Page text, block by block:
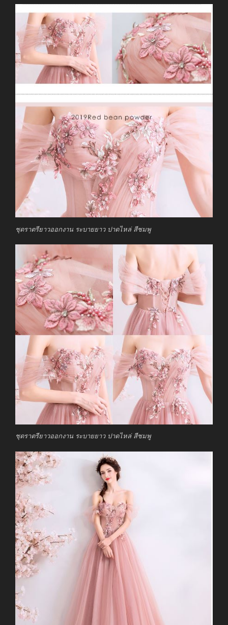
ชุดราตรียาวออกงาน ระบายยาว ปาดไหล่ สีชมพู
ชุดราตรียาวออกงาน ระบายยาว ปาดไหล่ สีชมพู